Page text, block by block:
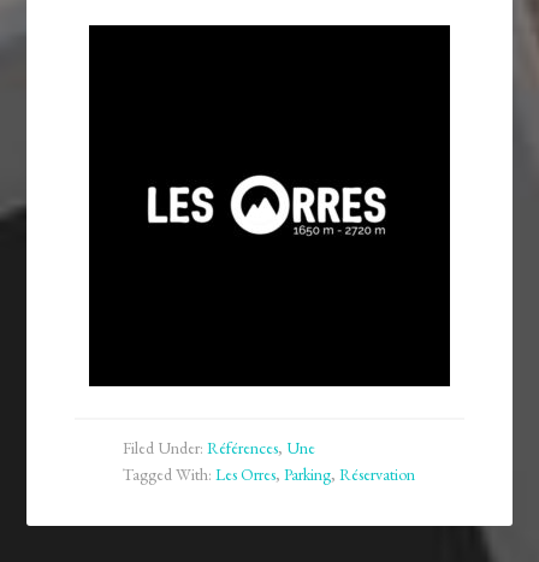
Filed Under:Références, Une
Tagged With:Les Orres,Parking,Réservation